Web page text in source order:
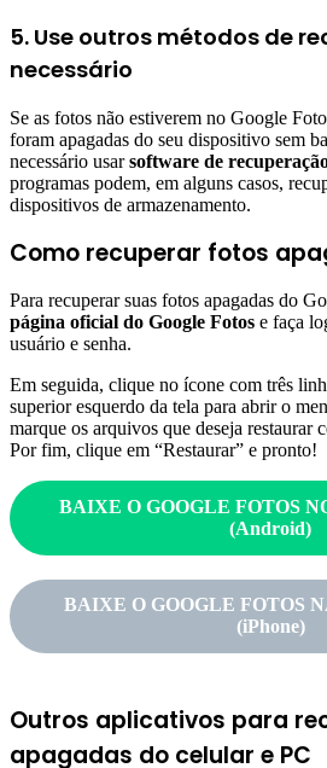
5. Use outros métodos de
necessário
Se as fotos não estiverem no Google
foram apagadas do seu dispositivo sem
necessário usarsoftware de
programas podem, em alguns casos,
dispositivos de armazenamento.
Como recuperar fotos
Para recuperar suas fotos apagadas do
página oficial do Google Fotos e faça
usuário e senha.
Em seguida, clique no ícone com três
superior esquerdo da tela para abrir o
marque os arquivos que deseja restaurar
Por fim, clique em “Restaurar” e pronto!
BAIXE O GOOGLE FOTOS
(Android)
BAIXE O GOOGLE FOTOS
(iPhone)
Outros aplicativos para
apagadas do celular e PC